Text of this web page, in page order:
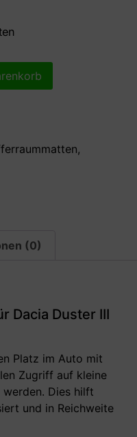
,
(0)
Dacia Duster III
Platz im Auto mit
Zugriff auf kleine
Dies hilft
und in Reichweite